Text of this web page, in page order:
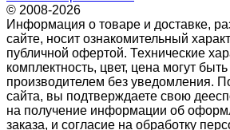
© 2008-2026
Информация о товаре и доставке,
сайте, носит ознакомительный
публичной офертой. Технические
комплектность, цвет, цена могут
производителем без уведомления.
сайта, вы подтверждаете свою
на получение информации об
заказа, и согласие на обработку